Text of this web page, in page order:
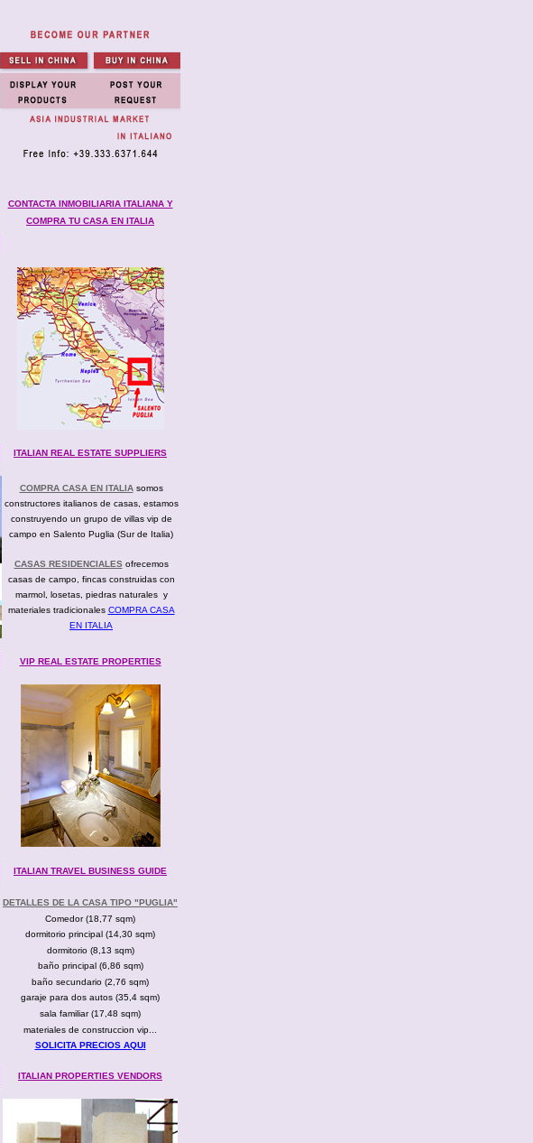
CONTACTA INMOBILIARIA ITALIANA Y
COMPRA TU CASA EN ITALIA
ITALIAN REAL ESTATE SUPPLIERS
COMPRA CASA EN ITALIAsomos
constructores italianos de casas, estamos
construyendo un grupo de villas vip de
campo en Salento Puglia (Sur de Italia)
CASAS RESIDENCIALESofrecemos
casas de campo, fincas construidas con
marmol, losetas, piedras naturales y
materiales tradicionales COMPRA CASA
EN ITALIA
VIP REAL ESTATE PROPERTIES
ITALIAN TRAVEL BUSINESS GUIDE
DETALLES DE LA CASA TIPO "PUGLIA"
Comedor (18,77 sqm)
dormitorio principal (14,30 sqm)
dormitorio (8,13 sqm)
baño principal (6,86 sqm)
baño secundario (2,76 sqm)
garaje para dos autos (35,4 sqm)
sala familiar (17,48 sqm)
materiales de construccion vip...
SOLICITA PRECIOS AQUI
ITALIAN PROPERTIES VENDORS